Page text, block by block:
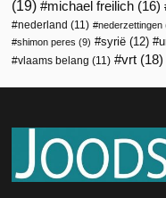
(19)
michael freilich (16)
nederland (11) nederzettingen
shimon peres (9) syrië (12)
vlaams belang (11) vrt (18)